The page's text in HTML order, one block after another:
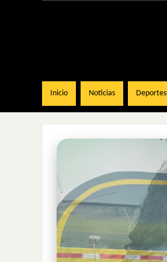
Inicio Noticias Deportes